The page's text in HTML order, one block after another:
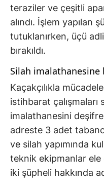
teraziler ve çeşitli
alındı. İşlem yapılan
tutuklanırken, üçü
bırakıldı.
Silah imalathanesine
Kaçakçılıkla
istihbarat
imalathanesini
adreste 3 adet
ve silah yapımında
teknik ekipmanlar ele
iki şüpheli hakkında